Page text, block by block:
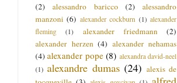
(2)
alessandro baricco (2)
alessandro
manzoni (6) alexander cockburn (1) alexander
fleming
(1) alexander friedmann
(2)
alexander herzen (4) alexander nehamas
(4) alexander pope (8) alexandra david-neel
(1) alexandre dumas (24) alexis de